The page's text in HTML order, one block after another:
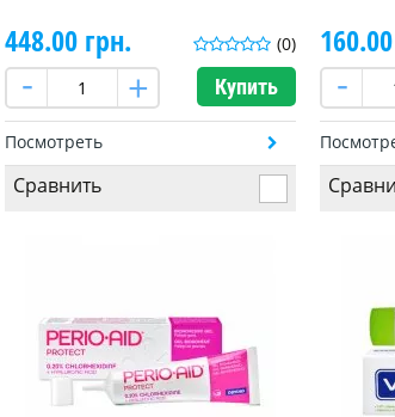
(0)
448.00 грн.
Купить
Посмотреть
Сравнить